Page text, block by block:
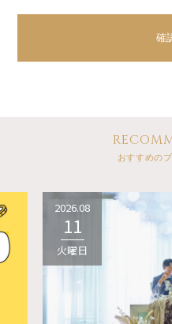
おすすめの
2026.08
11
火曜日